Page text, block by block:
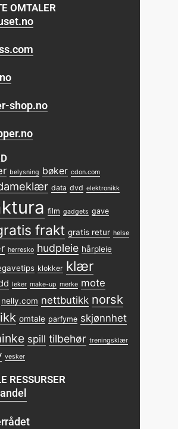
OMTALER
shop.no
belysning bøker cdon.com
data dvd elektronikk
film gadgets gave
frakt gratis retur helse
herresko hudpleie hårpleie
klokker klær
leker make-up merke mote
nelly.com nettbutikk norsk
omtale parfyme skjønnhet
spill tilbehør treningsklær
vesker
RESSURSER